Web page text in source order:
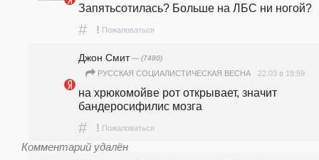
Запятьсотилась? Больше на ЛБС ни ногой?
# ! Пожаловаться
Джон Смит— (7480)
РУССКАЯ СОЦИАЛИСТИЧЕСКАЯ ВЕСНА 22.03 в 19:59
на хрюкомойве рот открывает, значит
бандеросифилис мозга
# ! Пожаловаться
Комментарий удалён